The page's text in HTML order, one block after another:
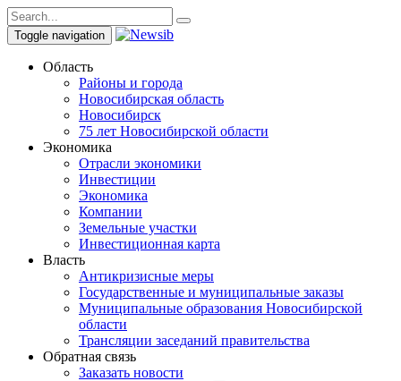
Toggle navigation
Область
Районы и города
Новосибирская область
Новосибирск
75 лет Новосибирской области
Экономика
Отрасли экономики
Инвестиции
Экономика
Компании
Земельные участки
Инвестиционная карта
Власть
Антикризисные меры
Государственные и муниципальные заказы
Муниципальные образования Новосибирской
области
Трансляции заседаний правительства
Обратная связь
Заказать новости